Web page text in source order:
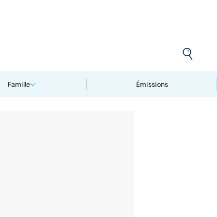
Famille Émissions